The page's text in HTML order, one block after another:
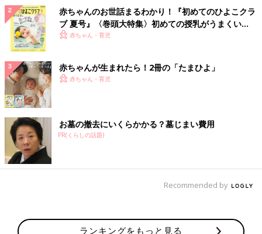
赤ちゃんのお世話まるわかり！『初めてのひよこクラ
ブ 夏号』〈巻頭大特集〉初めての授乳がうまくい
く！ おっぱい・ミルクの基本と夏のトラブル 解決テ
赤ちゃん・育児
赤ちゃんが生まれたら！2冊の「たまひよ」
赤ちゃん・育児
お墓の撤去にいくらかかる？墓じまい費用
PR(くらしの話題)
Recommended by
ランキングをもっと見る